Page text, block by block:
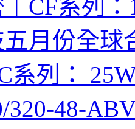
CF系列：
月份全球
系列：
320-48-